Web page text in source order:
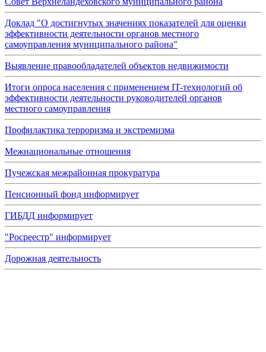
Доклад "О достигнутых значениях показателей для оценки
эффективности деятельности органов местного
самоуправления муниципального района"
Выявление правообладателей объектов недвижимости
Итоги опроса населения с применением IT-технологий об
эффективности деятельности руководителей органов
местного самоуправления
Профилактика терроризма и экстремизма
Межнациональные отношения
Пучежская межрайонная прокуратура
Пенсионный фонд информирует
ГИБДД информирует
"Росреестр" информирует
Дорожная деятельность